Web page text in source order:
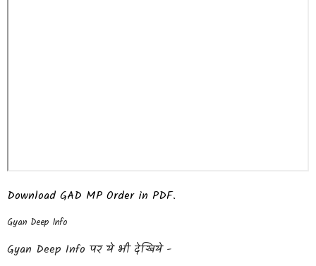
Download GAD MP Order in PDF.
Gyan Deep Info
Gyan Deep Info पर ये भी देखिये -